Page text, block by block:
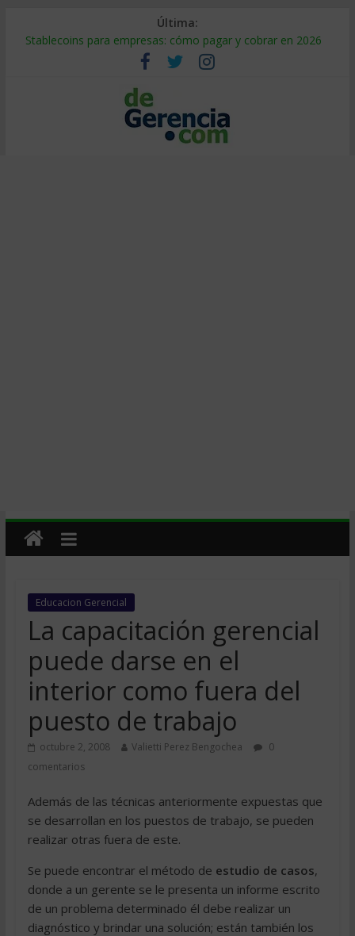
Última:
Stablecoins para empresas: cómo pagar y cobrar en 2026
Despido silencioso: qué es y por qué sale tan caro
IA en selección de personal: cómo auditarla a tiempo
Trabajo forzoso en la cadena de suministro: qué hacer
Mercado hispano de EE. UU.: cómo segmentarlo y venderle
Educacion Gerencial
La capacitación gerencial
puede darse en el
interior como fuera del
puesto de trabajo
octubre 2, 2008 Valietti Perez Bengochea
0
comentarios
Además de las técnicas anteriormente expuestas que
se desarrollan en los puestos de trabajo, se pueden
realizar otras fuera de este.
Se puede encontrar el método de estudio de casos,
donde a un gerente se le presenta un informe escrito
de un problema determinado él debe realizar un
diagnóstico y brindar una solución; están también los